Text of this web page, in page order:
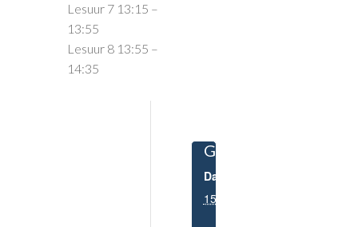
Lesuur 7 13:15 –
13:55
Lesuur 8 13:55 –
14:35
GEGEVENS
Datum:
15 november 2022